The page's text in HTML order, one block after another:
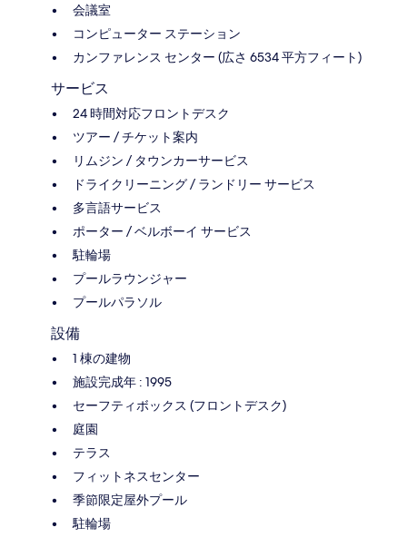
会議室
コンピューター ステーション
カンファレンス センター (広さ 6534 平方フィート)
サービス
24 時間対応フロントデスク
ツアー / チケット案内
リムジン / タウンカーサービス
ドライクリーニング / ランドリー サービス
多言語サービス
ポーター / ベルボーイ サービス
駐輪場
プールラウンジャー
プールパラソル
設備
1 棟の建物
施設完成年 : 1995
セーフティボックス (フロントデスク)
庭園
テラス
フィットネスセンター
季節限定屋外プール
駐輪場